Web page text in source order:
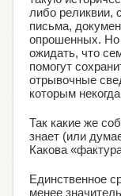
либо реликвии,
письма,
опрошенных.
ожидать, что
помогут
отрывочные
которым
Так какие же
знает (или
Какова
Единственное
менее